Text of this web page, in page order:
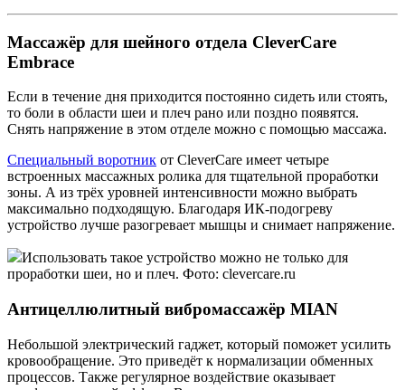
Массажёр для шейного отдела CleverCare
Embrace
Если в течение дня приходится постоянно сидеть или стоять,
то боли в области шеи и плеч рано или поздно появятся.
Снять напряжение в этом отделе можно с помощью массажа.
Специальный воротник от CleverCare имеет четыре
встроенных массажных ролика для тщательной проработки
зоны. А из трёх уровней интенсивности можно выбрать
максимально подходящую. Благодаря ИК-подогреву
устройство лучше разогревает мышцы и снимает напряжение.
Использовать такое устройство можно не только для
проработки шеи, но и плеч. Фото: clevercare.ru
Антицеллюлитный вибромассажёр MIAN
Небольшой электрический гаджет, который поможет усилить
кровообращение. Это приведёт к нормализации обменных
процессов. Также регулярное воздействие оказывает